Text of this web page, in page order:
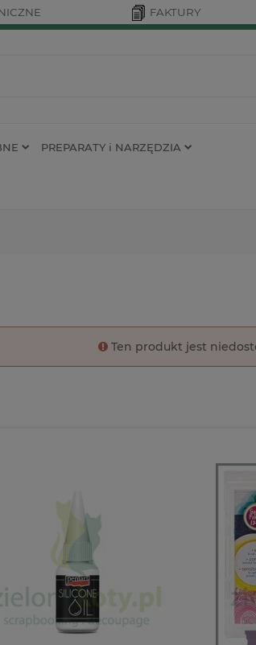
FAKTURY
PREPARATY i NARZĘDZIA
Ten produkt jest